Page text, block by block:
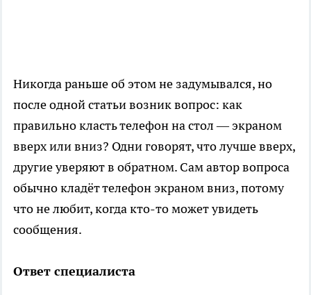
Никогда раньше об этом не задумывался, но
после одной статьи возник вопрос: как
правильно класть телефон на стол — экраном
вверх или вниз? Одни говорят, что лучше вверх,
другие уверяют в обратном. Сам автор вопроса
обычно кладёт телефон экраном вниз, потому
что не любит, когда кто-то может увидеть
сообщения.
Ответ специалиста